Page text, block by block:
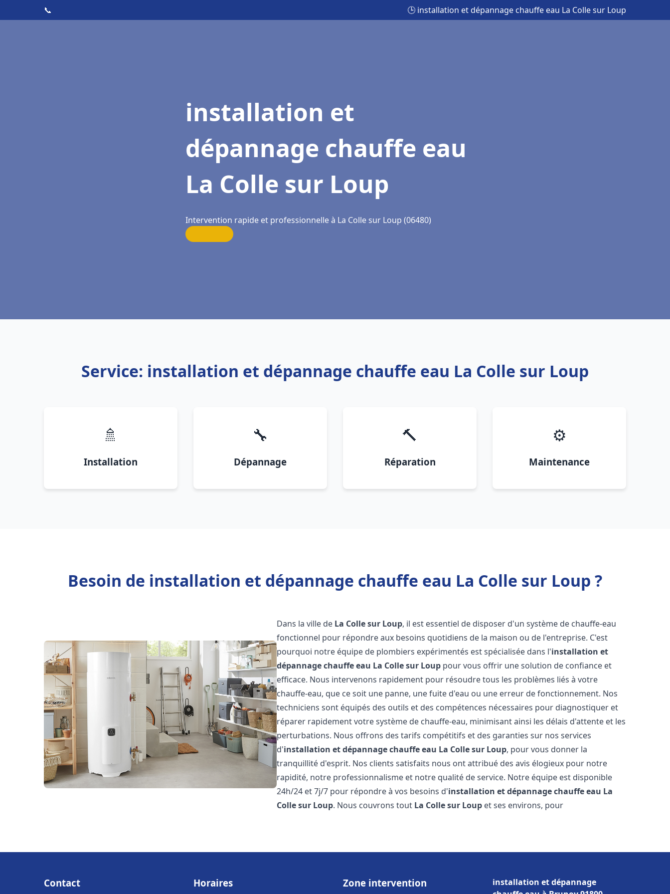
📞 🕒 installation et dépannage chauffe eau La Colle sur Loup
installation et
dépannage chauffe eau
La Colle sur Loup
Intervention rapide et professionnelle à La Colle sur Loup (06480)
Service: installation et dépannage chauffe eau La Colle sur Loup
🚿
Installation
🔧
Dépannage
🔨
Réparation
⚙️
Maintenance
Besoin de installation et dépannage chauffe eau La Colle sur Loup ?
Dans la ville de La Colle sur Loup, il est essentiel de disposer d'un système de chauffe-eau
fonctionnel pour répondre aux besoins quotidiens de la maison ou de l'entreprise. C'est
pourquoi notre équipe de plombiers expérimentés est spécialisée dans l'installation et
dépannage chauffe eau La Colle sur Loup pour vous offrir une solution de confiance et
efficace. Nous intervenons rapidement pour résoudre tous les problèmes liés à votre
chauffe-eau, que ce soit une panne, une fuite d'eau ou une erreur de fonctionnement. Nos
techniciens sont équipés des outils et des compétences nécessaires pour diagnostiquer et
réparer rapidement votre système de chauffe-eau, minimisant ainsi les délais d'attente et les
perturbations. Nous offrons des tarifs compétitifs et des garanties sur nos services
d'installation et dépannage chauffe eau La Colle sur Loup, pour vous donner la
tranquillité d'esprit. Nos clients satisfaits nous ont attribué des avis élogieux pour notre
rapidité, notre professionnalisme et notre qualité de service. Notre équipe est disponible
24h/24 et 7j/7 pour répondre à vos besoins d'installation et dépannage chauffe eau La
Colle sur Loup. Nous couvrons tout La Colle sur Loup et ses environs, pour
Contact Horaires Zone intervention
installation et dépannage